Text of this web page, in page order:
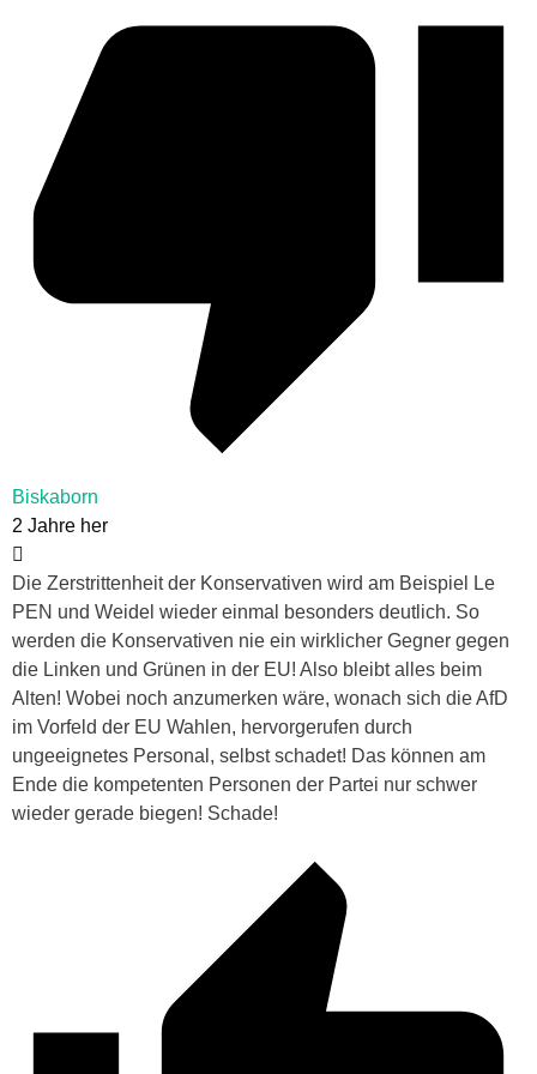
Biskaborn
2 Jahre her
Die Zerstrittenheit der Konservativen wird am Beispiel Le
PEN und Weidel wieder einmal besonders deutlich. So
werden die Konservativen nie ein wirklicher Gegner gegen
die Linken und Grünen in der EU! Also bleibt alles beim
Alten! Wobei noch anzumerken wäre, wonach sich die AfD
im Vorfeld der EU Wahlen, hervorgerufen durch
ungeeignetes Personal, selbst schadet! Das können am
Ende die kompetenten Personen der Partei nur schwer
wieder gerade biegen! Schade!